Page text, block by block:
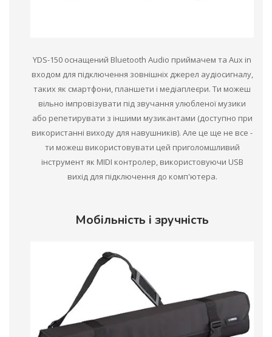
YDS-150 оснащений Bluetooth Audio приймачем та Aux in
входом для підключення зовнішніх джерел аудіосигналу,
таких як смартфони, планшети і медіаплеєри. Ти можеш
вільно імпровізувати під звучання улюбленої музики
або репетирувати з іншими музикантами (доступно при
використанні виходу для навушників). Але це ще не все -
ти можеш використовувати цей приголомшливий
інструмент як MIDI контролер, використовуючи USB
вихід для підключення до комп'ютера.
Мобільність і зручність